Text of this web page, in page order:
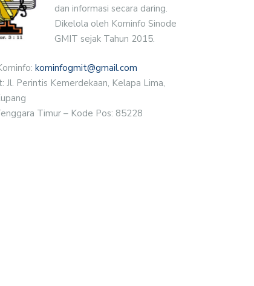
dan informasi secara daring.
Dikelola oleh Kominfo Sinode
GMIT sejak Tahun 2015.
kominfogmit@gmail.com
Jl. Perintis Kemerdekaan, Kelapa Lima,
Timur – Kode Pos: 85228